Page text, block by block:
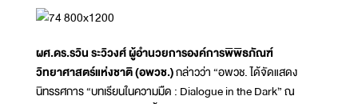
ผศ.ดร.รวิน ระวิวงศ์ ผู้อำนวยการองค์การพิพิธภัณฑ์
วิทยาศาสตร์แห่งชาติ (อพวช.)กล่าวว่า “อพวช. ได้จัดแสดง
นิทรรศการ “บทเรียนในความมืด : Dialogue in the Dark” ณ